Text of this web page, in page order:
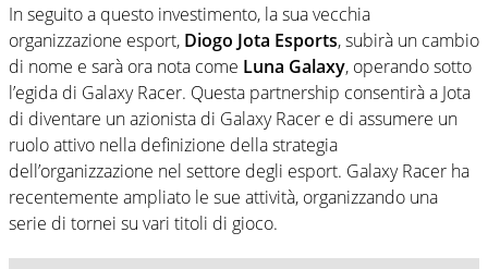
In seguito a questo investimento, la sua vecchia
organizzazione esport, Diogo Jota Esports, subirà un cambio
di nome e sarà ora nota come Luna Galaxy, operando sotto
l’egida di Galaxy Racer. Questa partnership consentirà a Jota
di diventare un azionista di Galaxy Racer e di assumere un
ruolo attivo nella definizione della strategia
dell’organizzazione nel settore degli esport. Galaxy Racer ha
recentemente ampliato le sue attività, organizzando una
serie di tornei su vari titoli di gioco.